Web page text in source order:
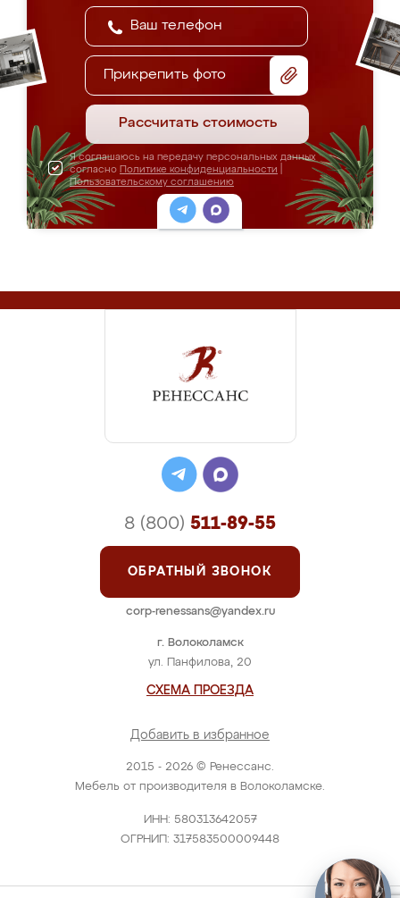
Прикрепить фото
Рассчитать стоимость
Я соглашаюсь на передачу персональных данных
согласно Политике конфиденциальности
Пользовательскому соглашению
2015 - 2026 © Ренессанс.
Мебель от производителя в Волоколамске.
ИНН: 580313642057
ОГРНИП: 317583500009448
г. Волоколамск
ул. Панфилова, 20
СХЕМА ПРОЕЗДА
Добавить в избранное
8 (800) 511-89-55
ОБРАТНЫЙ ЗВОНОК
corp-renessans@yandex.ru